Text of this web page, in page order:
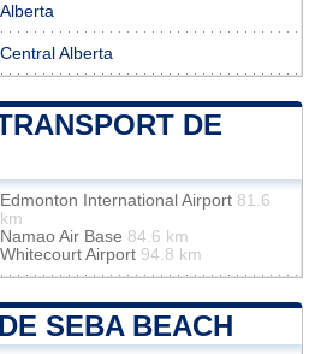
Alberta
Central Alberta
DE
Edmonton International Airport 81.6
km
Namao Air Base 84.6 km
Whitecourt Airport 94.8 km
SEBA BEACH